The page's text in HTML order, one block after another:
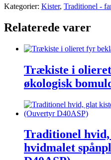
Kategorier: Kister, Traditionel -
Relaterede varer
Trækiste i
økologisk
Traditionel
hvidmalet